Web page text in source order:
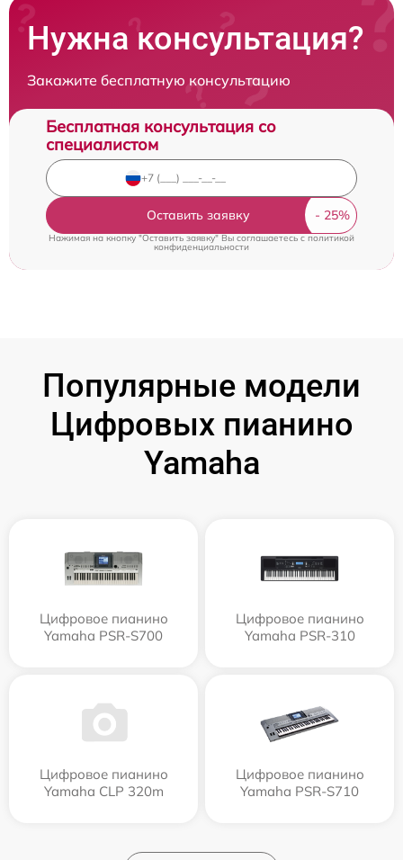
Нужна консультация?
Закажите бесплатную консультацию
Бесплатная консультация со
специалистом
Оставить заявку
Нажимая на кнопку "Оставить заявку" Вы соглашаетесь cполитикой
конфиденциальности
Популярные модели
Цифровых пианино
Yamaha
Цифровое пианино
Yamaha PSR-S700
Цифровое пианино
Yamaha PSR-310
Цифровое пианино
Yamaha CLP 320m
Цифровое пианино
Yamaha PSR-S710